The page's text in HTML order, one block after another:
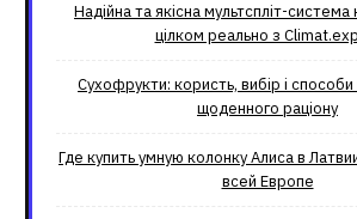
Надійна та якісна мультспліт-
цілком реально з
Сухофрукти: користь, вибір і
щоденного раціону
Где купить умную колонку Алиса в
всей Европе